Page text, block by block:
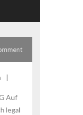
Auf
legal